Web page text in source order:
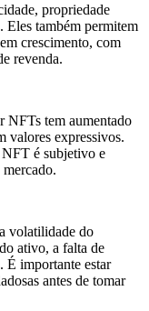
propriedade
também permitem
crescimento, com
revenda.
NFTs tem aumentado
valores expressivos.
é subjetivo e
volatilidade do
ativo, a falta de
É importante estar
antes de tomar